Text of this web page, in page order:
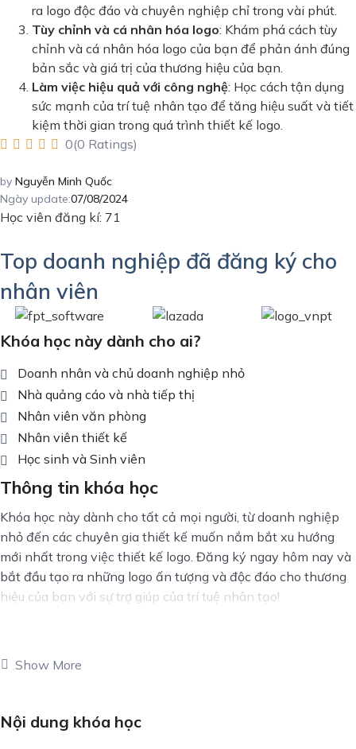
ra logo độc đáo và chuyên nghiệp chỉ trong vài phút.
Tùy chỉnh và cá nhân hóa logo: Khám phá cách tùy
chỉnh và cá nhân hóa logo của bạn để phản ánh đúng
bản sắc và giá trị của thương hiệu của bạn.
Làm việc hiệu quả với công nghệ: Học cách tận dụng
sức mạnh của trí tuệ nhân tạo để tăng hiệu suất và tiết
kiệm thời gian trong quá trình thiết kế logo.
0(0 Ratings)
by Nguyễn Minh Quốc
Ngày update:07/08/2024
Học viên đăng kí: 71
Top doanh nghiệp đã đăng ký cho
nhân viên
Khóa học này dành cho ai?
Doanh nhân và chủ doanh nghiệp nhỏ
Nhà quảng cáo và nhà tiếp thị
Nhân viên văn phòng
Nhân viên thiết kế
Học sinh và Sinh viên
Thông tin khóa học
Khóa học này dành cho tất cả mọi người, từ doanh nghiệp
nhỏ đến các chuyên gia thiết kế muốn nắm bắt xu hướng
mới nhất trong việc thiết kế logo. Đăng ký ngay hôm nay và
bắt đầu tạo ra những logo ấn tượng và độc đáo cho thương
hiệu của bạn với sự trợ giúp của trí tuệ nhân tạo!
Show More
Nội dung khóa học